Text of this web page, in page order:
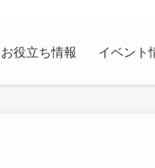
お役立ち情報 イベント